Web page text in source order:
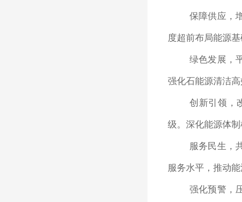
保障供应，
度超前布局能源
绿色发展，
强化石能源清洁
创新引领，
级。深化能源体
服务民生，
服务水平，推动
强化预警，